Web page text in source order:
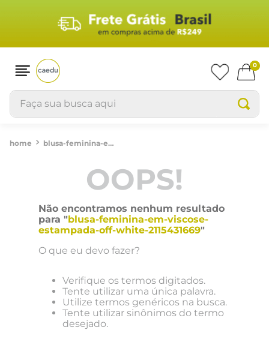
0
Faça sua busca aqui
blusa-feminina-em-viscose-estampada-off-white-2115431669
OOPS!
Não encontramos nenhum resultado
para "blusa-feminina-em-viscose-
estampada-off-white-2115431669"
O que eu devo fazer?
Verifique os termos digitados.
Tente utilizar uma única palavra.
Utilize termos genéricos na busca.
Tente utilizar sinônimos do termo
desejado.